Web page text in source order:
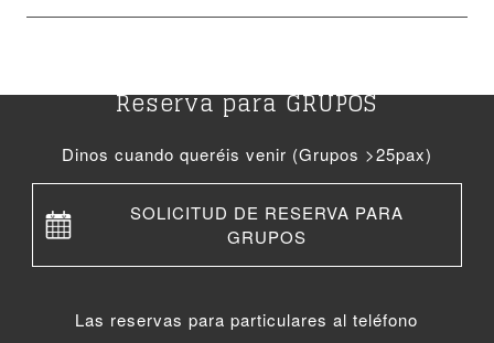
Reserva para GRUPOS
Dinos cuando queréis venir (Grupos >25pax)
SOLICITUD DE RESERVA PARA
GRUPOS
Las reservas para particulares al teléfono